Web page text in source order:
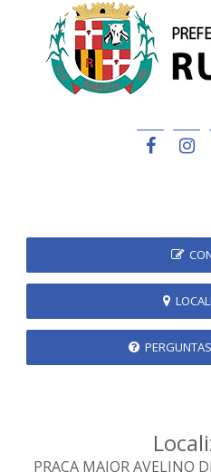
PERGUNTAS
PRAÇA MAJOR AVELINO